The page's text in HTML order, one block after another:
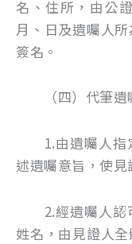
名、住所，由公
月、日及遺囑人
簽名。
（四）代筆遺
1.由遺囑人指
述遺囑意旨，使見
2.經遺囑人認
姓名，由見證人